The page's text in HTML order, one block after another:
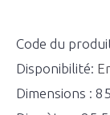
Code du
Disponibilité:
Dimensions :